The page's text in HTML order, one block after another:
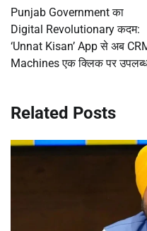
navigation
Punjab Government का
Digital Revolutionary कदम:
‘Unnat Kisan’ App से अब
Machines एक क्लिक पर
Related Posts